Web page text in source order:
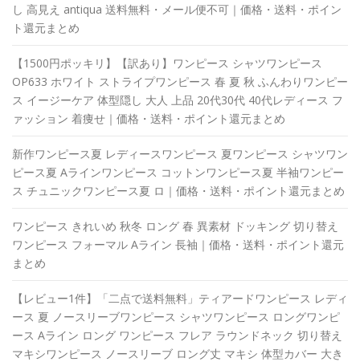
し 高見え antiqua 送料無料・メール便不可｜価格・送料・ポイン
ト還元まとめ
【1500円ポッキリ】【訳あり】ワンピース シャツワンピース
OP633 ホワイト ストライプワンピース 春 夏 秋 ふんわりワンピー
ス イージーケア 体型隠し 大人 上品 20代30代 40代レディース フ
ァッション 着痩せ｜価格・送料・ポイント還元まとめ
新作ワンピース夏 レディースワンピース 夏ワンピース シャツワン
ピース夏 Aラインワンピース コットンワンピース夏 半袖ワンピー
ス チュニックワンピース夏 ロ｜価格・送料・ポイント還元まとめ
ワンピース きれいめ 秋冬 ロング 春 異素材 ドッキング 切り替え
ワンピース フォーマル Aライン 長袖｜価格・送料・ポイント還元
まとめ
【レビュー1件】「二点で送料無料」ティアードワンピース レディ
ース 夏 ノースリーブワンピース シャツワンピース ロングワンピ
ース Aライン ロング ワンピース フレア ラウンドネック 切り替え
マキシワンピース ノースリーブ ロング丈 マキシ 体型カバー 大き